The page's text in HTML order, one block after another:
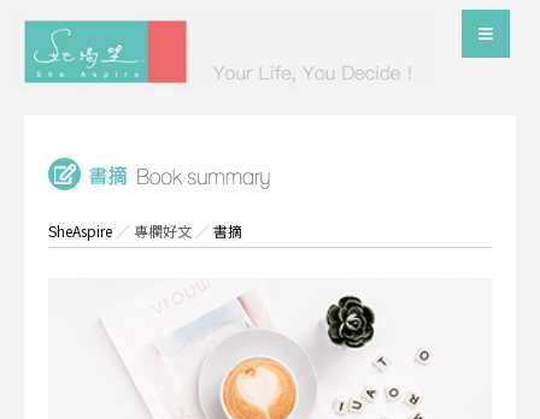
SheAspire ／專欄好文 ／書摘